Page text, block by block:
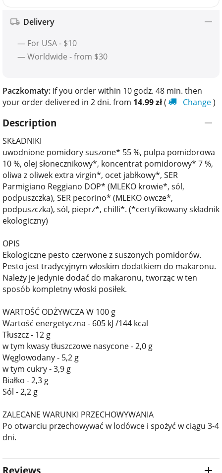
Delivery
— For USA - $10
— Worldwide - from $30
Paczkomaty: If you order within 10 godz. 48 min. then
your order delivered in 2 dni. from 14.99zł( Change)
Description
SKŁADNIKI
uwodnione pomidory suszone* 55 %, pulpa pomidorowa
10 %, olej słonecznikowy*, koncentrat pomidorowy* 7 %,
oliwa z oliwek extra virgin*, ocet jabłkowy*, SER
Parmigiano Reggiano DOP* (MLEKO krowie*, sól,
podpuszczka), SER pecorino* (MLEKO owcze*,
podpuszczka), sól, pieprz*, chilli*. (*certyfikowany składnik
ekologiczny)
OPIS
Ekologiczne pesto czerwone z suszonych pomidorów.
Pesto jest tradycyjnym włoskim dodatkiem do makaronu.
Należy je jedynie dodać do makaronu, tworząc w ten
sposób kompletny włoski posiłek.
WARTOŚĆ ODŻYWCZA W 100 g
Wartość energetyczna - 605 kJ /144 kcal
Tłuszcz - 12 g
w tym kwasy tłuszczowe nasycone - 2,0 g
Węglowodany - 5,2 g
w tym cukry - 3,9 g
Białko - 2,3 g
Sól - 2,2 g
ZALECANE WARUNKI PRZECHOWYWANIA
Po otwarciu przechowywać w lodówce i spożyć w ciągu 3-4
dni.